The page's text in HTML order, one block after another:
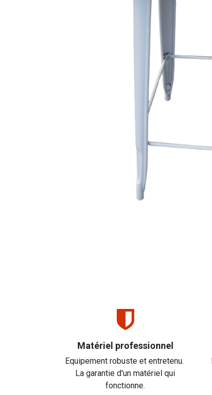
Matériel professionnel
Equipement robuste et entretenu.
La garantie d'un matériel qui
fonctionne.